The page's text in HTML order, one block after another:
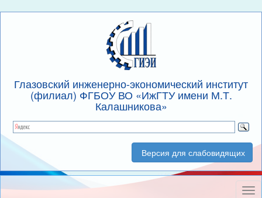
Глазовский инженерно-экономический институт
(филиал) ФГБОУ ВО «ИжГТУ имени М.Т.
Калашникова»
Версия для слабовидящих